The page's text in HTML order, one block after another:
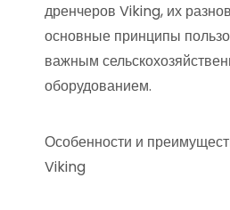
дренчеров Viking, их
основные принципы
важным
оборудованием.
Особенности и
Viking